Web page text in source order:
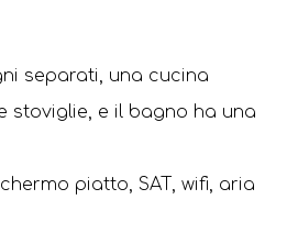
separati, una cucina
stoviglie, e il bagno ha una
piatto, SAT, wifi, aria